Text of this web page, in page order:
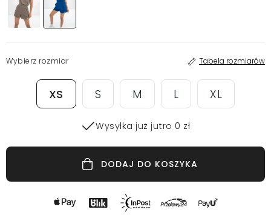
Wybierz rozmiar Tabela rozmiarów
XS S M L XL
Wysyłka już jutro 0 zł
DODAJ DO KOSZYKA